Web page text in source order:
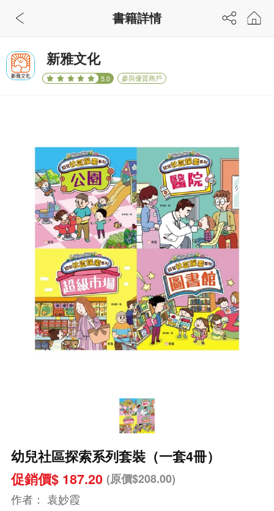
新雅文化
5.0 參與優質商戶
幼兒社區探索系列套裝（一套4冊）
促銷價$ 187.20 (原價$208.00)
作者： 袁妙霞
書籍詳情